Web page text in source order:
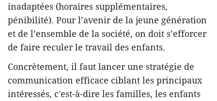
inadaptées (horaires supplémentaires,
pénibilité). Pour l’avenir de la jeune génération
et de l’ensemble de la société, on doit s’efforcer
de faire reculer le travail des enfants.
Concrètement, il faut lancer une stratégie de
communication efficace ciblant les principaux
intéressés, c'est-à-dire les familles, les enfants